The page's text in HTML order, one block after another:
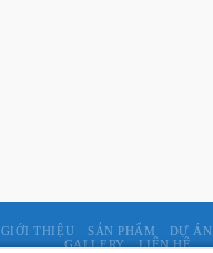
GIỚI THIỆU SẢN PHẨM DỰ ÁN
GALLERY
LIÊN HỆ